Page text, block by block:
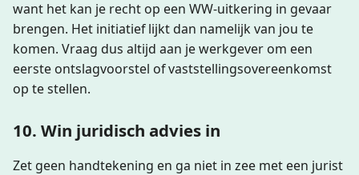
want het kan je recht op een WW-uitkering in gevaar
brengen. Het initiatief lijkt dan namelijk van jou te
komen. Vraag dus altijd aan je werkgever om een
eerste ontslagvoorstel of vaststellings­overeenkomst
op te stellen.
10. Win juridisch advies in
Zet geen handtekening en ga niet in zee met een jurist